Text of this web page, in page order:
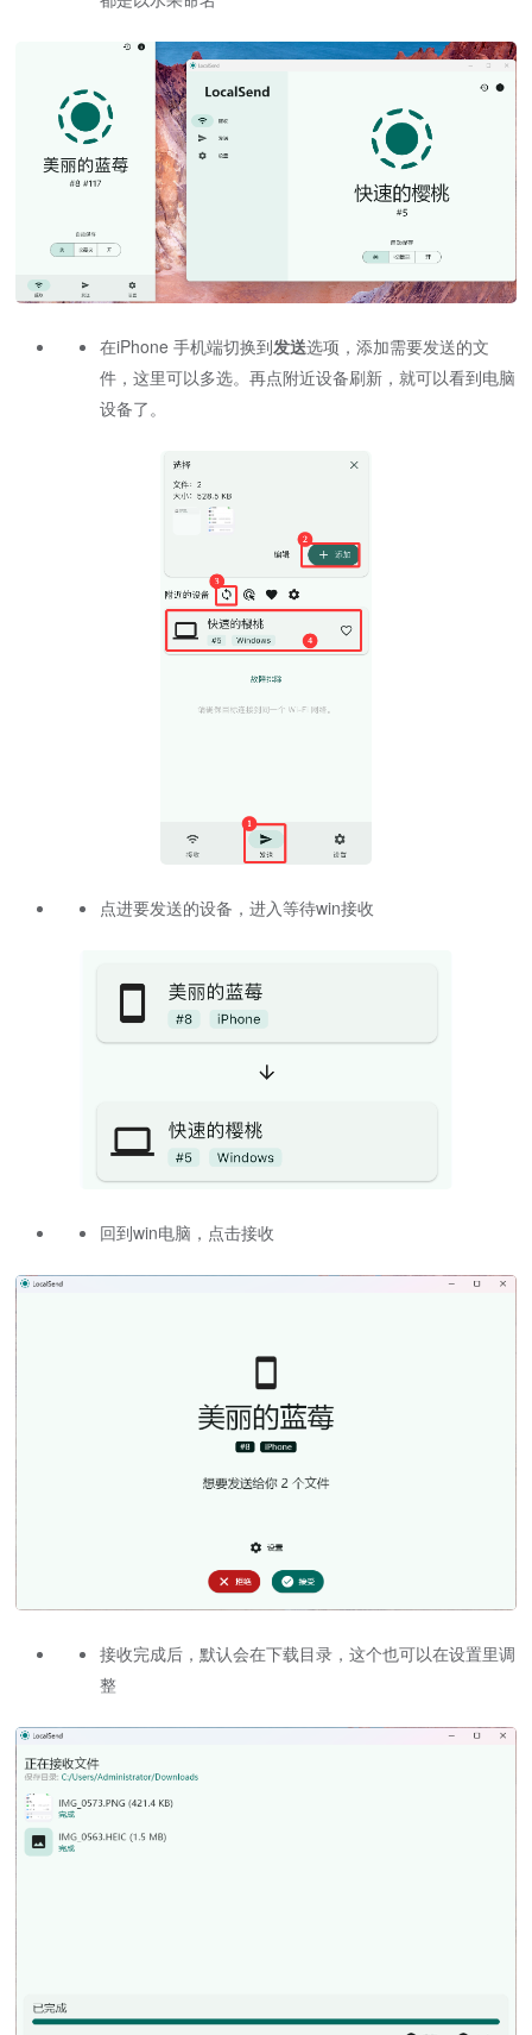
在iPhone 手机端切换到发送选项，添加需要发送的文
件，这里可以多选。再点附近设备刷新，就可以看到电脑
设备了。
点进要发送的设备，进入等待win接收
回到win电脑，点击接收
接收完成后，默认会在下载目录，这个也可以在设置里调
整